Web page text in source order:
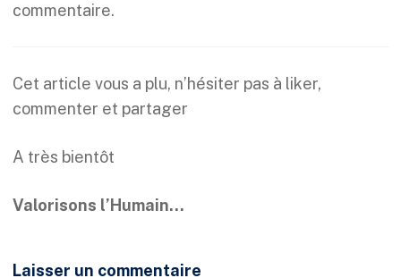
commentaire.
Cet article vous a plu, n’hésiter pas à liker,
commenter et partager
A très bientôt
Valorisons l’Humain…
Laisser un commentaire